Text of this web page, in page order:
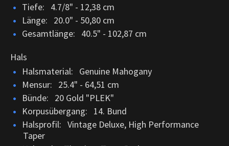
Tiefe: 4.7/8" - 12,38 cm
Länge: 20.0" - 50,80 cm
Gesamtlänge: 40.5" - 102,87 cm
Hals
Halsmaterial: Genuine Mahogany
Mensur: 25.4" - 64,51 cm
Bünde: 20 Gold "PLEK"
Korpusübergang: 14. Bund
Halsprofil: Vintage Deluxe, High Performance
Taper